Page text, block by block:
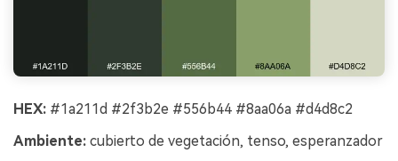
HEX: #1a211d #2f3b2e #556b44 #8aa06a #d4d8c2
Ambiente: cubierto de vegetación, tenso, esperanzador